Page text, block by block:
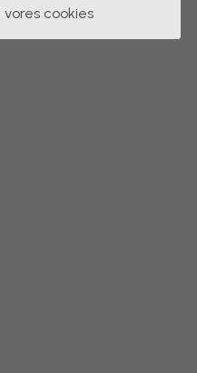
cookies